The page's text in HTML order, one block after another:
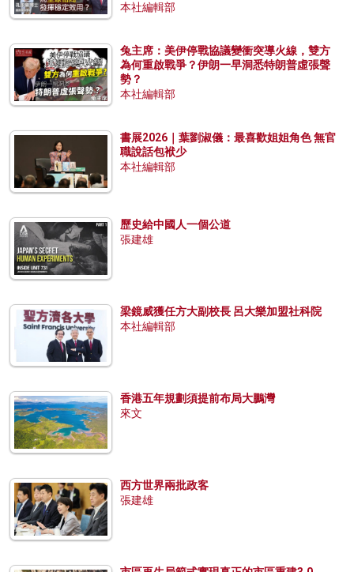
本社編輯部
兔主席：美伊停戰協議變衝突導火線，雙方
為何重啟戰爭？伊朗一早洞悉特朗普虛張聲
勢？
本社編輯部
書展2026｜葉劉淑儀：最喜歡姐姐角色 無官
職說話包袱少
本社編輯部
歷史給中國人一個公道
張建雄
梁鏡威獲任方大副校長 呂大樂加盟社科院
本社編輯部
香港五年規劃須提前布局大鵬灣
來文
西方世界兩批政客
張建雄